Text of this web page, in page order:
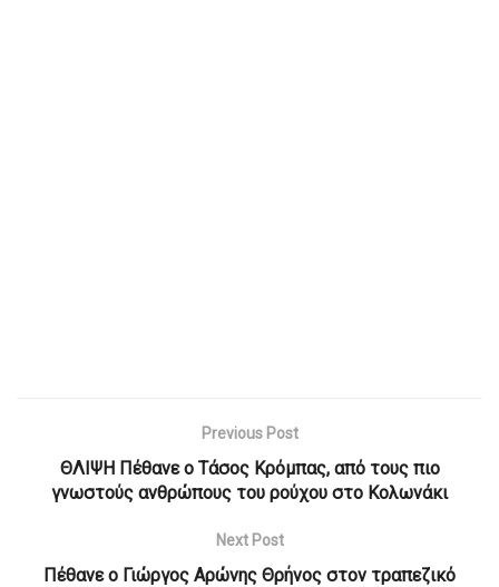
Previous Post
ΘΛΙΨΗ Πέθανε ο Τάσος Κρόμπας, από τους πιο
γνωστούς ανθρώπους του ρούχου στο Κολωνάκι
Next Post
Πέθανε ο Γιώργος Αρώνης Θρήνος στον τραπεζικό